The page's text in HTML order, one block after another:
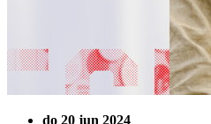
do 20 jun 2024